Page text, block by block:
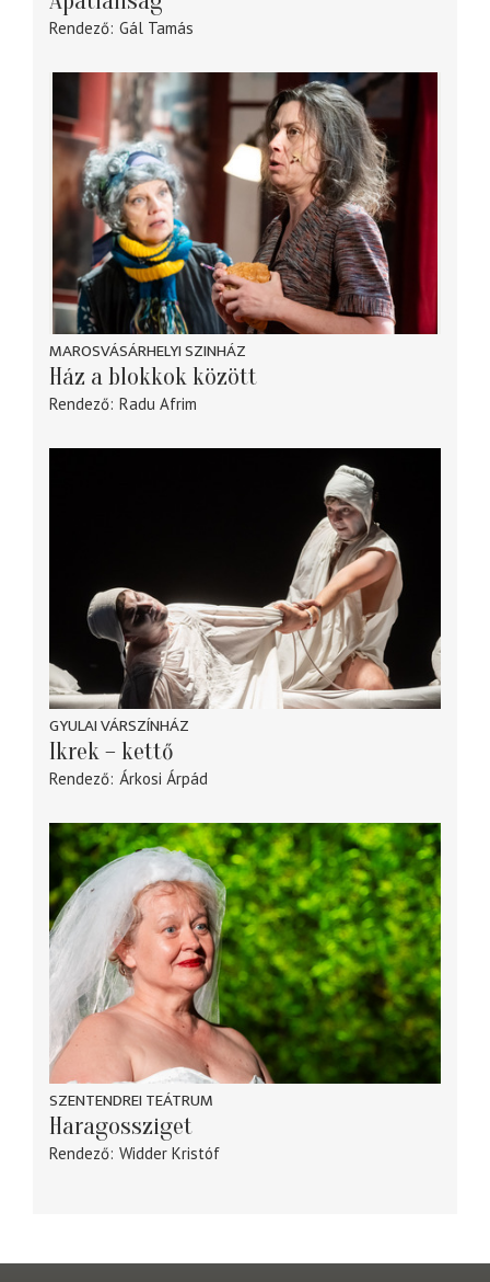
Rendező Gál Tamás
MAROSVÁSÁRHELYI SZINHÁZ
Ház a blokkok között
Rendező Radu Afrim
GYULAI VÁRSZÍNHÁZ
Ikrek – kettő
Rendező Árkosi Árpád
SZENTENDREI TEÁTRUM
Haragossziget
Rendező Widder Kristóf